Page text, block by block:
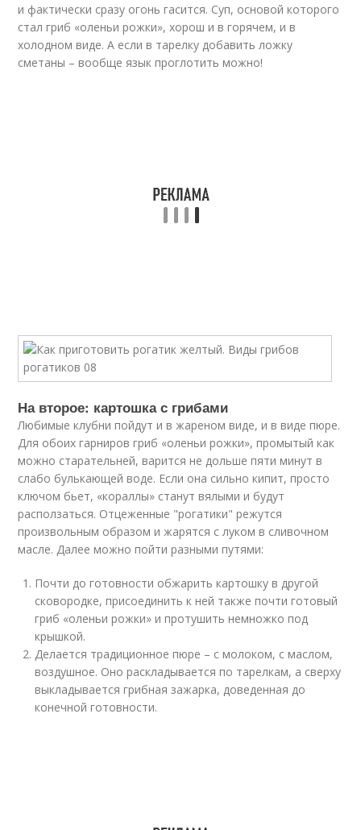
и фактически сразу огонь гасится. Суп, основой которого
стал гриб «оленьи рожки», хорош и в горячем, и в
холодном виде. А если в тарелку добавить ложку
сметаны – вообще язык проглотить можно!
На второе: картошка с грибами
Любимые клубни пойдут и в жареном виде, и в виде пюре.
Для обоих гарниров гриб «оленьи рожки», промытый как
можно старательней, варится не дольше пяти минут в
слабо булькающей воде. Если она сильно кипит, просто
ключом бьет, «кораллы» станут вялыми и будут
расползаться. Отцеженные "рогатики" режутся
произвольным образом и жарятся с луком в сливочном
масле. Далее можно пойти разными путями:
Почти до готовности обжарить картошку в другой
сковородке, присоединить к ней также почти готовый
гриб «оленьи рожки» и протушить немножко под
крышкой.
Делается традиционное пюре – с молоком, с маслом,
воздушное. Оно раскладывается по тарелкам, а сверху
выкладывается грибная зажарка, доведенная до
конечной готовности.